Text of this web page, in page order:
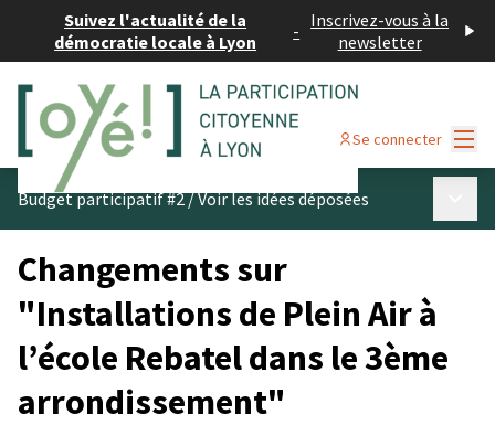
Suivez l'actualité de la
démocratie locale à Lyon
- Inscrivez-vous à la
newsletter
Se connecter
Budget participatif #2/Voir les idées déposées
Changements sur
"Installations de Plein Air à
l’école Rebatel dans le 3ème
arrondissement"